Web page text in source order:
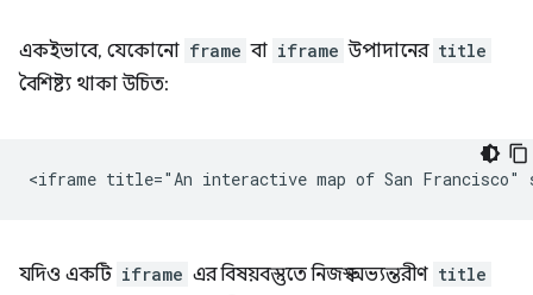
একইভাবে, যেকোনো frame বা iframe উপাদানের title
বৈশিষ্ট্য থাকা উচিত:
যদিও একটি iframe এর বিষয়বস্তুতে নিজস্ব অভ্যন্তরীণ title